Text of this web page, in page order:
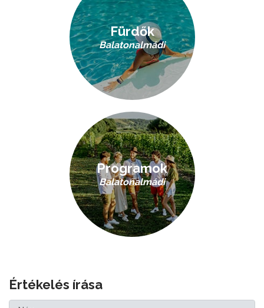
Fürdők
Balatonalmádi
Programok
Balatonalmádi
Értékelés írása